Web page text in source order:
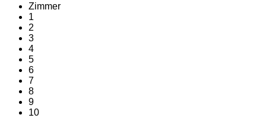
Zimmer
1
2
3
4
5
6
7
8
9
10